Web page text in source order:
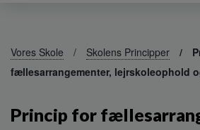
Vores Skole Skolens Principper
fællesarrangementer, lejrskoleophold
Princip for